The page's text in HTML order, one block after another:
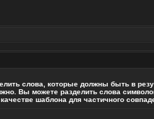
слова, которые должны быть в
Вы можете разделить слова
шаблона для частичного